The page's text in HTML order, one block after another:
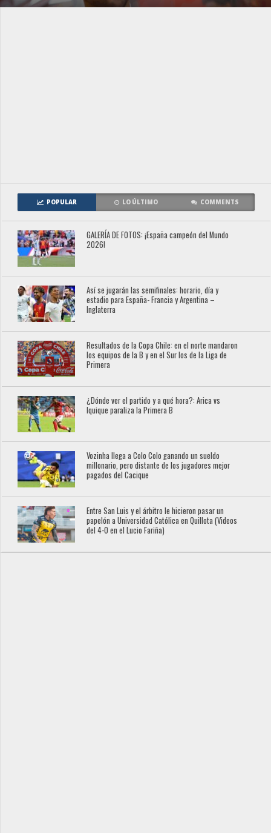
POPULAR LO ÚLTIMO COMMENTS
GALERÍA DE FOTOS: ¡España campeón del Mundo
2026!
Así se jugarán las semifinales: horario, día y
estadio para España- Francia y Argentina –
Inglaterra
Resultados de la Copa Chile: en el norte mandaron
los equipos de la B y en el Sur los de la Liga de
Primera
¿Dónde ver el partido y a qué hora?: Arica vs
Iquique paraliza la Primera B
Vozinha llega a Colo Colo ganando un sueldo
millonario, pero distante de los jugadores mejor
pagados del Cacique
Entre San Luis y el árbitro le hicieron pasar un
papelón a Universidad Católica en Quillota (Videos
del 4-0 en el Lucio Fariña)